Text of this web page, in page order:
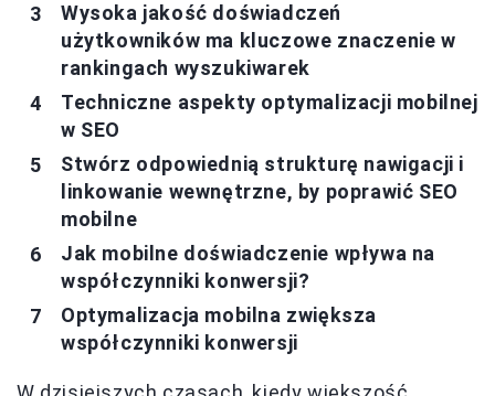
Wysoka jakość doświadczeń
użytkowników ma kluczowe znaczenie w
rankingach wyszukiwarek
Techniczne aspekty optymalizacji mobilnej
w SEO
Stwórz odpowiednią strukturę nawigacji i
linkowanie wewnętrzne, by poprawić SEO
mobilne
Jak mobilne doświadczenie wpływa na
współczynniki konwersji?
Optymalizacja mobilna zwiększa
współczynniki konwersji